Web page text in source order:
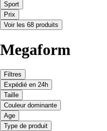
Sport
Prix
Voir les 68 produits
Megaform
Filtres
Expédié en 24h
Taille
Couleur dominante
Age
Type de produit